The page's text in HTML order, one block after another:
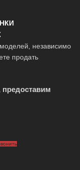
независимо
продать